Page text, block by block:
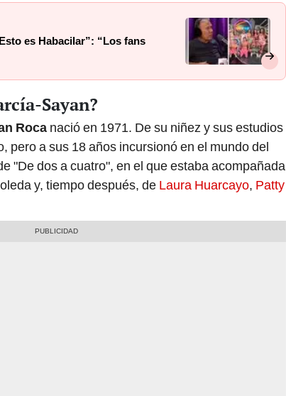
es Habacilar”: “Los fans
Sayan?
Roca nació en 1971. De su niñez y sus estudios
pero a sus 18 años incursionó en el mundo del
"De dos a cuatro", en el que estaba acompañada
y, tiempo después, de Laura Huarcayo, Patty